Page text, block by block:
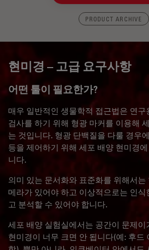
PRODUCT ARCHIVE
현미경 – 고급 요구사항
어떤 툴이 필요한가?
매우 일반적인 생물학적 접근법은 연
검사를 하기 위해 형광 마커를 이용해
는 것입니다. 형광 단백질을 다룰 경우
등을 제어하기 위해 세포 배양 현미경
니다.
의미 있는 문서화와 표준화를 위해서
메라가 있어야 하고 이상적으로는 인
고 분석할 수 있어야 합니다.
세포 배양 실험실에서는 공간이 문제
현미경이 너무 크면 안 됩니다(예: 후드